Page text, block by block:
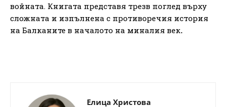
войната. Книгата представя трезв поглед върху
сложната и изпълнена с противоречия история
на Балканите в началото на миналия век.
Елица Христова